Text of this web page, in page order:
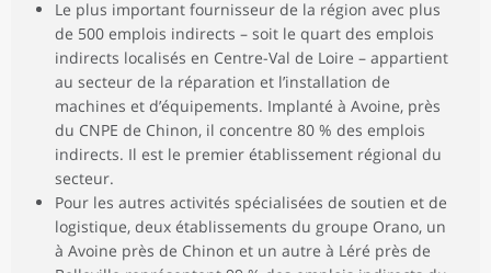
Le plus important fournisseur de la région avec plus
de 500 emplois indirects – soit le quart des emplois
indirects localisés en Centre-Val de Loire – appartient
au secteur de la réparation et l’installation de
machines et d’équipements. Implanté à Avoine, près
du CNPE de Chinon, il concentre 80 % des emplois
indirects. Il est le premier établissement régional du
secteur.
Pour les autres activités spécialisées de soutien et de
logistique, deux établissements du groupe Orano, un
à Avoine près de Chinon et un autre à Léré près de